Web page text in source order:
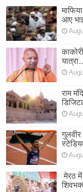
आए
राम
गुलवीर
मेरठ में